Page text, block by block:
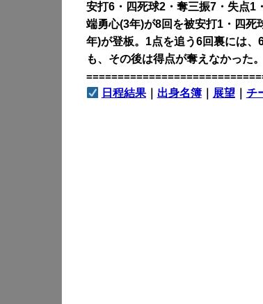
安打6・四死球2・奪三振7・失点1
端勇心(3年)が8回を被安打1・四死
年)が登板。1点を追う6回裏には、
も、その後は得点が奪えなかった
日程結果｜ 出身名簿｜ 展望｜ チ